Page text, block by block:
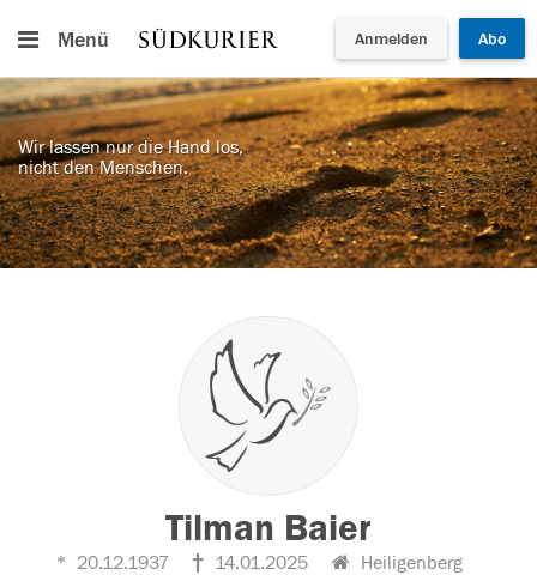
Menü Anmelden Abo
Wir lassen nur die Hand los,
nicht den Menschen.
Tilman Baier
20.12.1937 14.01.2025 Heiligenberg